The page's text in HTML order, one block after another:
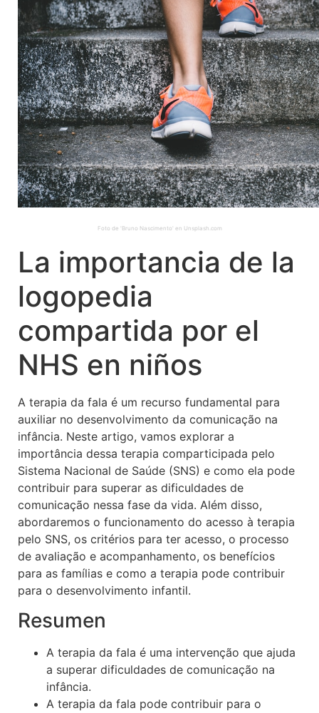
Foto de 'Bruno Nascimento' en Unsplash.com
La importancia de la
logopedia
compartida por el
NHS en niños
A terapia da fala é um recurso fundamental para
auxiliar no desenvolvimento da comunicação na
infância. Neste artigo, vamos explorar a
importância dessa terapia comparticipada pelo
Sistema Nacional de Saúde (SNS) e como ela pode
contribuir para superar as dificuldades de
comunicação nessa fase da vida. Além disso,
abordaremos o funcionamento do acesso à terapia
pelo SNS, os critérios para ter acesso, o processo
de avaliação e acompanhamento, os benefícios
para as famílias e como a terapia pode contribuir
para o desenvolvimento infantil.
Resumen
A terapia da fala é uma intervenção que ajuda
a superar dificuldades de comunicação na
infância.
A terapia da fala pode contribuir para o